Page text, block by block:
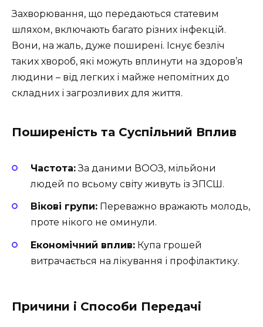
Захворювання, що передаються статевим
шляхом, включають багато різних інфекцій.
Вони, на жаль, дуже поширені. Існує безліч
таких хвороб, які можуть вплинути на здоров’я
людини – від легких і майже непомітних до
складних і загрозливих для життя.
Поширеність та Суспільний Вплив
Частота:За даними ВООЗ, мільйони
людей по всьому світу живуть із ЗПСШ.
Вікові групи: Переважно вражають молодь,
проте нікого не оминули.
Економічний вплив: Купа грошей
витрачається на лікування і профілактику.
Причини і Способи Передачі